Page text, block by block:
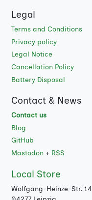
Legal
Terms and Conditions
Privacy policy
Legal Notice
Cancellation Policy
Battery Disposal
Contact & News
Contact us
Blog
GitHub
Mastodon+ RSS
Local Store
Wolfgang-Heinze-Str. 14